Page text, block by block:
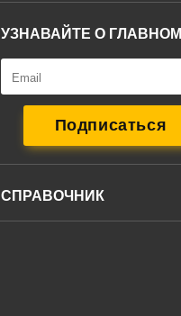
УЗНАВАЙТЕ О ГЛАВНОМ
СПРАВОЧНИК